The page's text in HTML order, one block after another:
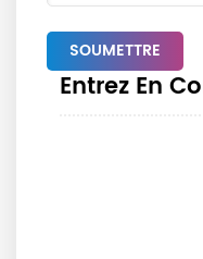
SOUMETTRE
Entrez En